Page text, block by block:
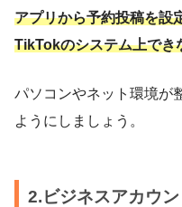
アプリから予約投稿を設
TikTokのシステム上でき
パソコンやネット環境が
ようにしましょう。
2.ビジネスアカウ